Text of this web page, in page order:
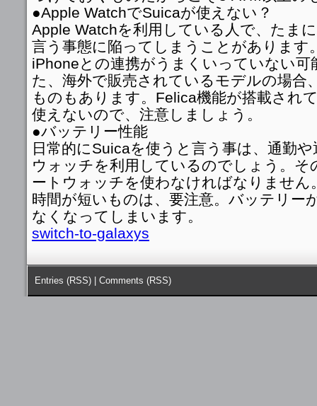
●Apple WatchでSuicaが使えない？
Apple Watchを利用している人で、たま
言う事態に陥ってしまうことがあります
iPhoneとの連携がうまくいっていない可
た、海外で販売されているモデルの場合
ものもあります。Felica機能が搭載され
使えないので、注意しましょう。
●バッテリー性能
日常的にSuicaを使うと言う事は、通勤
ウォッチを利用しているのでしょう。そ
ートウォッチを使わなければなりません
時間が短いものは、要注意。バッテリー
なくなってしまいます。
switch-to-galaxys
Entries (RSS)| Comments (RSS)